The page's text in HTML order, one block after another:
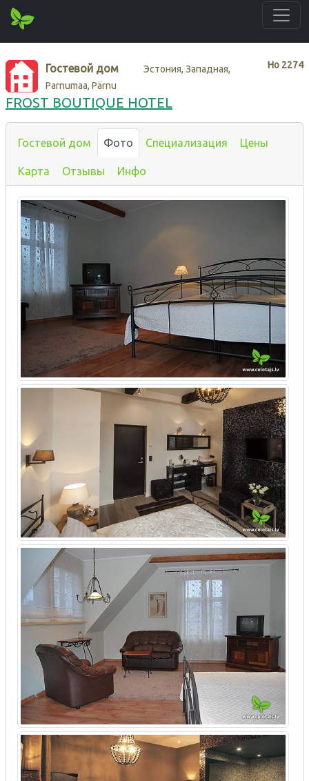
Нo 2274
Гостевой дом
Эстония, Западная,
Parnumaa, Pärnu
FROST BOUTIQUE HOTEL
Гостевой дом Фото Специализация Цены
Карта Отзывы Инфо